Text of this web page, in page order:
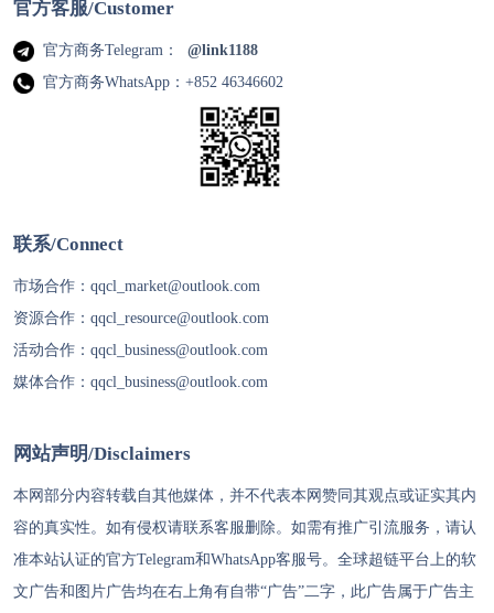
官方客服/Customer
官方商务Telegram：
@link1188
官方商务WhatsApp：+852 46346602
联系/Connect
市场合作： qqcl_market@outlook.com
资源合作： qqcl_resource@outlook.com
活动合作： qqcl_business@outlook.com
媒体合作： qqcl_business@outlook.com
网站声明/Disclaimers
本网部分内容转载自其他媒体，并不代表本网赞同其观点或证实其内
容的真实性。如有侵权请联系客服删除。如需有推广引流服务，请认
准本站认证的官方Telegram和WhatsApp客服号。 全球超链平台上的软
文广告和图片广告均在右上角有自带“广告”二字，此广告属于广告主